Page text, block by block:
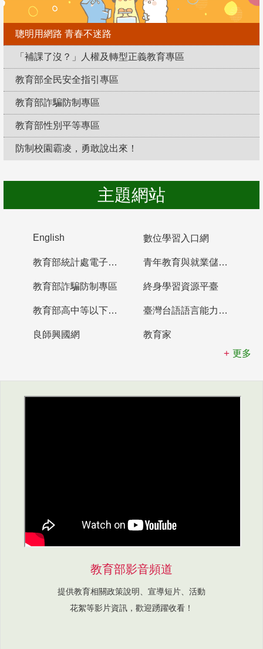
聰明用網路 青春不迷路
「補課了沒？」人權及轉型正義教育專區
教育部全民安全指引專區
教育部詐騙防制專區
教育部性別平等專區
防制校園霸凌，勇敢說出來！
主題網站
English 數位學習入口網
教育部統計處電子書櫃 青年教育與就業儲蓄帳戶
教育部詐騙防制專區 終身學習資源平臺
教育部高中等以下學校及幼兒園教師資格檢定考試 臺灣台語語言能力認證網站
良師興國網
教育家
更多
教育部影音頻道
提供教育相關政策說明、宣導短片、活動
花絮等影片資訊，歡迎踴躍收看！